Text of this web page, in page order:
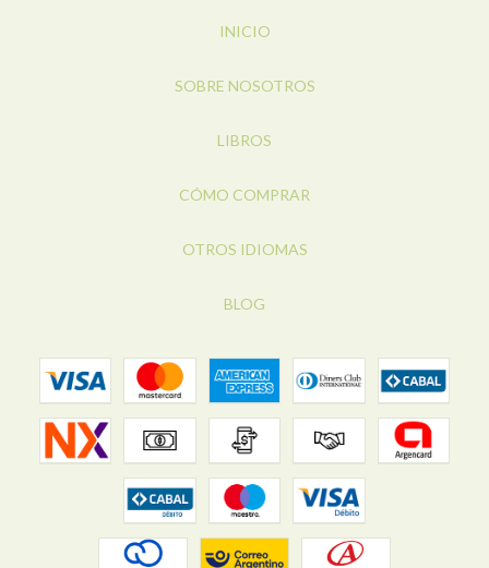
INICIO
SOBRE NOSOTROS
LIBROS
CÓMO COMPRAR
OTROS IDIOMAS
BLOG